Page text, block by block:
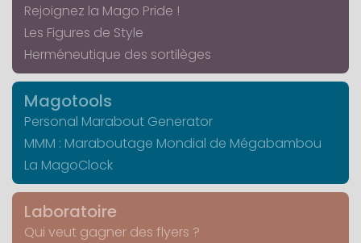
Rejoignez la Mago Pride !
Les Figures de Style
Herméneutique des sortilèges
Magotools
Personal Marabout Generator
MMM : Maraboutage Mondial de Mégabambou
La MagoClock
Laboratoire
Qui veut gagner des flyers ?